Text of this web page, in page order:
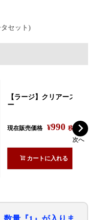
セット)
【ラージ】クリアースライ
ー
現在販売価格 ¥990 税込
カートに入れる
次へ